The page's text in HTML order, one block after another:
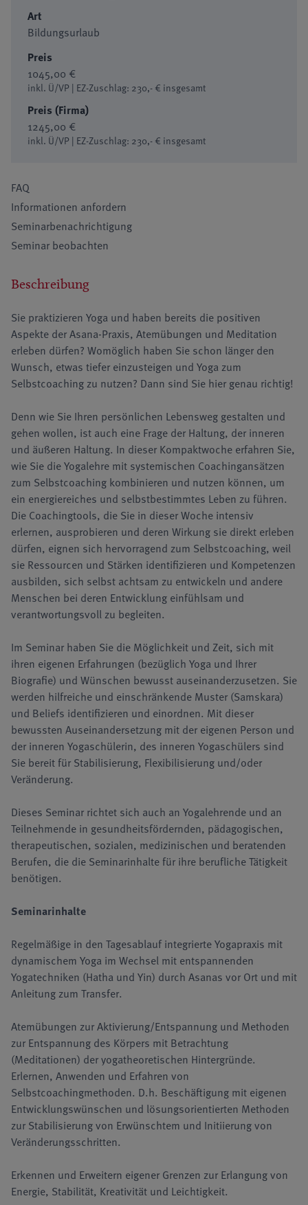
Art
Bildungsurlaub
Preis
1045,00 €
inkl. Ü/VP | EZ-Zuschlag: 230,- € insgesamt
Preis (Firma)
1245,00 €
inkl. Ü/VP | EZ-Zuschlag: 230,- € insgesamt
FAQ
Informationen anfordern
Seminarbenachrichtigung
Seminar beobachten
Beschreibung
Sie praktizieren Yoga und haben bereits die positiven
Aspekte der Asana-Praxis, Atemübungen und Meditation
erleben dürfen? Womöglich haben Sie schon länger den
Wunsch, etwas tiefer einzusteigen und Yoga zum
Selbstcoaching zu nutzen? Dann sind Sie hier genau richtig!
Denn wie Sie Ihren persönlichen Lebensweg gestalten und
gehen wollen, ist auch eine Frage der Haltung, der inneren
und äußeren Haltung. In dieser Kompaktwoche erfahren Sie,
wie Sie die Yogalehre mit systemischen Coachingansätzen
zum Selbstcoaching kombinieren und nutzen können, um
ein energiereiches und selbstbestimmtes Leben zu führen.
Die Coachingtools, die Sie in dieser Woche intensiv
erlernen, ausprobieren und deren Wirkung sie direkt erleben
dürfen, eignen sich hervorragend zum Selbstcoaching, weil
sie Ressourcen und Stärken identifizieren und Kompetenzen
ausbilden, sich selbst achtsam zu entwickeln und andere
Menschen bei deren Entwicklung einfühlsam und
verantwortungsvoll zu begleiten.
Im Seminar haben Sie die Möglichkeit und Zeit, sich mit
ihren eigenen Erfahrungen (bezüglich Yoga und Ihrer
Biografie) und Wünschen bewusst auseinanderzusetzen. Sie
werden hilfreiche und einschränkende Muster (Samskara)
und Beliefs identifizieren und einordnen. Mit dieser
bewussten Auseinandersetzung mit der eigenen Person und
der inneren Yogaschülerin, des inneren Yogaschülers sind
Sie bereit für Stabilisierung, Flexibilisierung und/oder
Veränderung.
Dieses Seminar richtet sich auch an Yogalehrende und an
Teilnehmende in gesundheits­för­dern­den, päda­gogischen,
thera­peut­isch­en, sozialen, medizi­nischen und beratenden
Berufen, die die Seminarinhalte für ihre berufliche Tätigkeit
benötigen.
Seminarinhalte
Regelmäßige in den Tagesablauf integrierte Yogapraxis mit
dynamischem Yoga im Wechsel mit entspannenden
Yogatechniken (Hatha und Yin) durch Asanas vor Ort und mit
Anleitung zum Transfer.
Atemübungen zur Aktivierung/Entspannung und Methoden
zur Entspannung des Körpers mit Betrachtung
(Meditationen) der yogatheoretischen Hintergründe.
Erlernen, Anwenden und Erfahren von
Selbstcoachingmethoden. D.h. Beschäftigung mit eigenen
Entwicklungswünschen und lösungsorientierten Methoden
zur Stabilisierung von Erwünschtem und Initiierung von
Veränderungsschritten.
Erkennen und Erweitern eigener Grenzen zur Erlangung von
Energie, Stabilität, Kreativität und Leichtigkeit.